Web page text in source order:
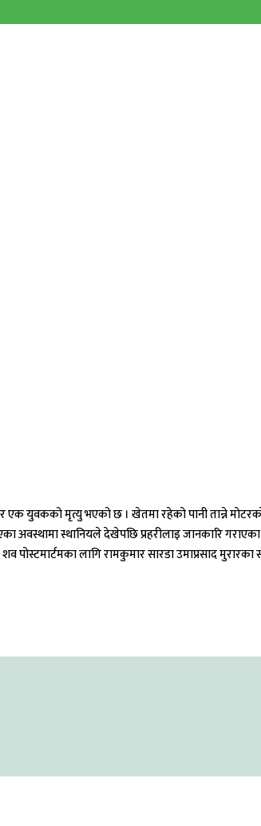
युवकको मृत्यु भएको छ । खेतमा रहेको पानी तान्ने
अवस्थामा स्थानियले देखेपछि प्रहरीलाइ जानकारि गराएका
लागि रामकुमार सारडा उमाप्रसाद